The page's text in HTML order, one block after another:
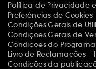
Política de Privacidade
Preferências de Cookies
Condições Gerais de
Condições Gerais de
Condições do
Livro de Reclamações
Condições da